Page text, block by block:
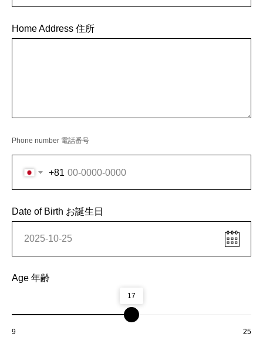
Home Address 住所
Phone number 電話番号
+81
Date of Birth お誕生日
Age 年齢
17
9 25